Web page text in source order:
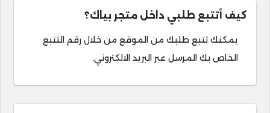
كيف أتتبع طلبي داخل متجر بياك؟
يمكنك تتبع طلبك من الموقع من خلال رقم التتبع
الخاص بك المرسل عبر البريد الالكتروني.